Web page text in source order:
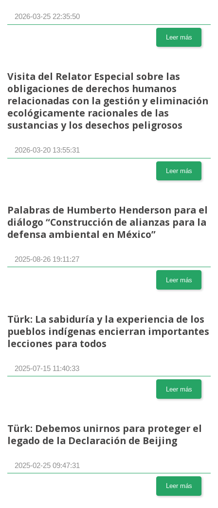
2026-03-25 22:35:50
Leer más
Visita del Relator Especial sobre las
obligaciones de derechos humanos
relacionadas con la gestión y eliminación
ecológicamente racionales de las
sustancias y los desechos peligrosos
2026-03-20 13:55:31
Leer más
Palabras de Humberto Henderson para el
diálogo “Construcción de alianzas para la
defensa ambiental en México”
2025-08-26 19:11:27
Leer más
Türk: La sabiduría y la experiencia de los
pueblos indígenas encierran importantes
lecciones para todos
2025-07-15 11:40:33
Leer más
Türk: Debemos unirnos para proteger el
legado de la Declaración de Beijing
2025-02-25 09:47:31
Leer más